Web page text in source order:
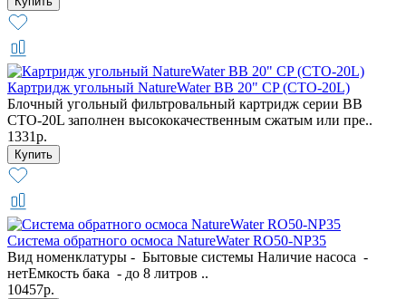
Картридж угольный NatureWater BB 20" CP (CTO-20L)
Блочный угольный фильтровальный картридж серии BB
CTO-20L заполнен высококачественным сжатым или пре..
1331р.
Система обратного осмоса NatureWater RO50-NP35
Вид номенклатуры - Бытовые системы Наличие насоса -
нетЕмкость бака - до 8 литров ..
10457р.